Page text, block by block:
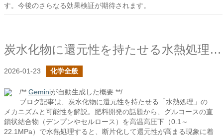
す。今後のさらなる効果検証が期待されます。
炭水化物に還元性を持たせる水熱処理とは何だ？
2026-01-23 化学全般
/** Geminiが自動生成した概要 **/
ブログ記事は、炭水化物に還元性を持たせる「水熱処理」の
メカニズムと可能性を解説。肥料開発の話題から、グルコースの直
鎖状結合物（デンプンやセルロース）を高温高圧下（0.1～
22.1MPa）で水熱処理すると、断片化して還元性が高まる現象に着